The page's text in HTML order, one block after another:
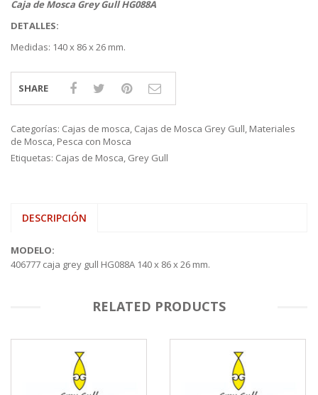
Caja de Mosca Grey Gull HG088A
DETALLES:
Medidas: 140 x 86 x 26 mm.
SHARE
Categorías: Cajas de mosca, Cajas de Mosca Grey Gull, Materiales
de Mosca, Pesca con Mosca
Etiquetas: Cajas de Mosca, Grey Gull
DESCRIPCIÓN
MODELO:
406777 caja grey gull HG088A 140 x 86 x 26 mm.
RELATED PRODUCTS